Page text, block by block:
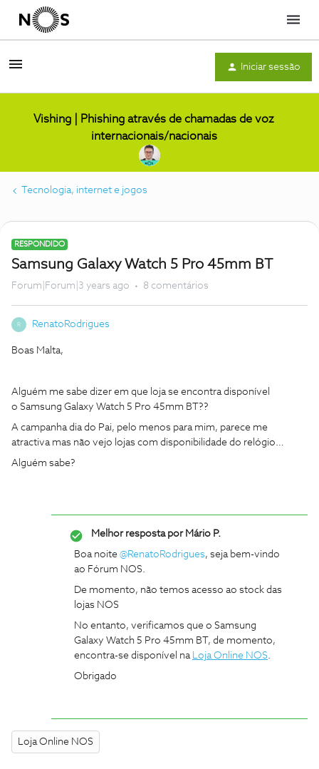
Menu
Iniciar sessão
Vishing | Phishing através de chamadas de voz
internacionais/nacionais
Tecnologia, internet e jogos
RESPONDIDO
Samsung Galaxy Watch 5 Pro 45mm BT
Forum|Forum|3 years ago 8 comentários
R RenatoRodrigues
Boas Malta,
Alguém me sabe dizer em que loja se encontra disponível
o Samsung Galaxy Watch 5 Pro 45mm BT??
A campanha dia do Pai, pelo menos para mim, parece me
atractiva mas não vejo lojas com disponibilidade do relógio…
Alguém sabe?
Melhor resposta porMário P.
Boa noite @RenatoRodrigues, seja bem-vindo
ao Fórum NOS.
De momento, não temos acesso ao stock das
lojas NOS
No entanto, verificamos que o Samsung
Galaxy Watch 5 Pro 45mm BT, de momento,
encontra-se disponível na Loja Online NOS.
Obrigado
Loja Online NOS